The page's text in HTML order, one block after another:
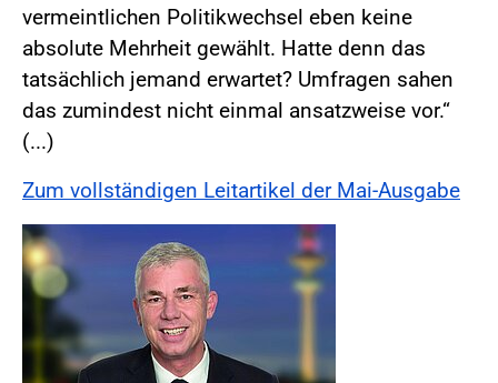
vermeintlichen Politikwechsel eben keine
absolute Mehrheit gewählt. Hatte denn das
tatsächlich jemand erwartet? Umfragen sahen
das zumindest nicht einmal ansatzweise vor.“
(...)
Zum vollständigen Leitartikel der Mai-Ausgabe